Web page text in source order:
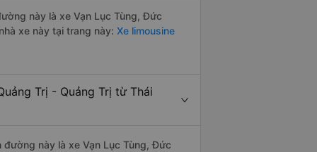
này là xe Vạn Lục Tùng, Đức
xe này tại trang này: Xe limousine
Trị - Quảng Trị từ Thái
này là xe Vạn Lục Tùng, Đức